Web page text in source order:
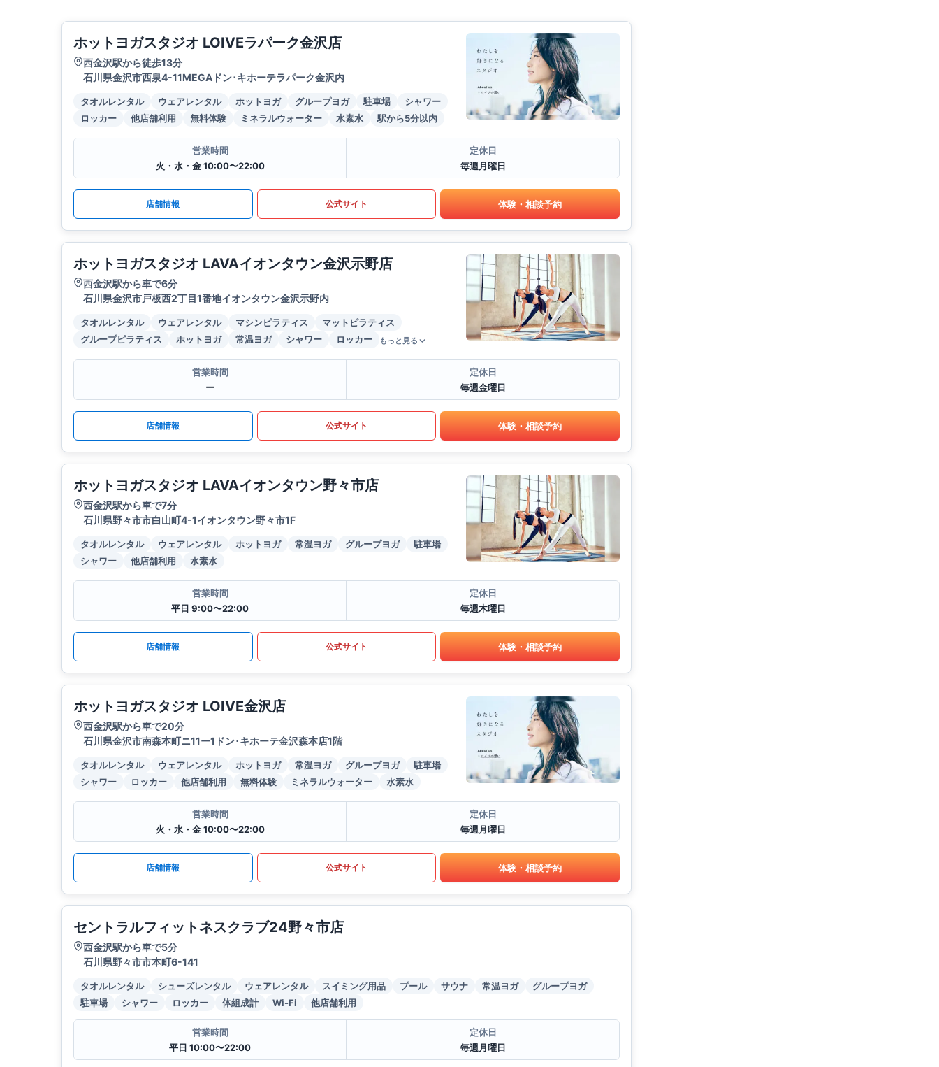
ホットヨガスタジオ LOIVEラパーク金沢店
西金沢駅から徒歩13分
石川県金沢市西泉4-11MEGAドン･キホーテラパーク金沢内
タオルレンタル ウェアレンタル ホットヨガ グループヨガ 駐車場
シャワー
ロッカー
他店舗利用 無料体験 ミネラルウォーター 水素水 駅から5分以内
営業時間
火・水・金 10:00〜22:00
定休日
毎週月曜日
店舗情報 公式サイト 体験・相談予約
ホットヨガスタジオ LAVAイオンタウン金沢示野店
西金沢駅から車で6分
石川県金沢市戸板西2丁目1番地イオンタウン金沢示野内
タオルレンタル ウェアレンタル マシンピラティス
マットピラティス
グループピラティス
ホットヨガ 常温ヨガ シャワー ロッカー もっと見る
営業時間
ー
定休日
毎週金曜日
店舗情報 公式サイト 体験・相談予約
ホットヨガスタジオ LAVAイオンタウン野々市店
西金沢駅から車で7分
石川県野々市市白山町4-1イオンタウン野々市1F
タオルレンタル ウェアレンタル ホットヨガ 常温ヨガ グループヨガ
駐車場
シャワー
他店舗利用 水素水
営業時間
平日 9:00〜22:00
定休日
毎週木曜日
店舗情報 公式サイト 体験・相談予約
ホットヨガスタジオ LOIVE金沢店
西金沢駅から車で20分
石川県金沢市南森本町ニ11ー1ドン･キホーテ金沢森本店1階
タオルレンタル ウェアレンタル ホットヨガ 常温ヨガ グループヨガ
駐車場
シャワー
ロッカー 他店舗利用 無料体験 ミネラルウォーター 水素水
営業時間
火・水・金 10:00〜22:00
定休日
毎週月曜日
店舗情報 公式サイト 体験・相談予約
セントラルフィットネスクラブ24野々市店
西金沢駅から車で5分
石川県野々市市本町6-141
タオルレンタル シューズレンタル ウェアレンタル スイミング用品 プール サウナ 常温ヨガ
グループヨガ
駐車場
シャワー ロッカー 体組成計 Wi-Fi 他店舗利用
営業時間
平日 10:00〜22:00
定休日
毎週月曜日